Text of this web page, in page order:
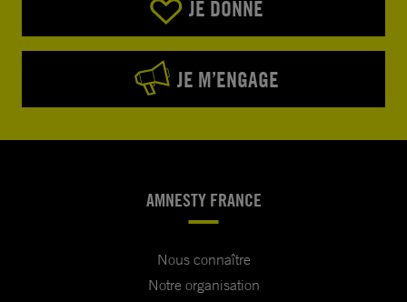
JE DONNE
JE M’ENGAGE
AMNESTY FRANCE
Nous connaître
Notre organisation